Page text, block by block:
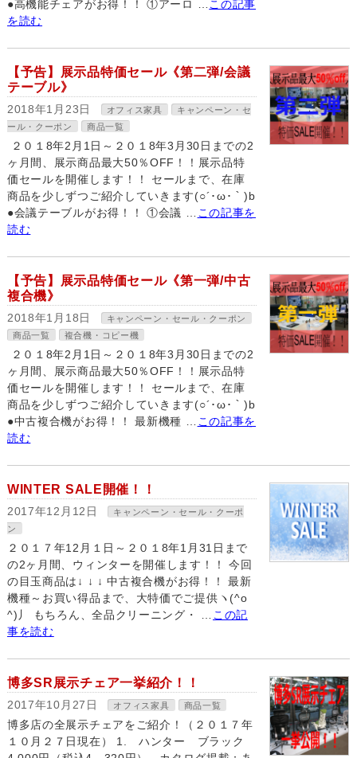
●高機能チェアがお得！！ ①アーロ …
この記事
を読む
【予告】展示品特価セール《第二弾/会議
テーブル》
2018年1月23日 オフィス家具
キャンペーン・セ
ール・クーポン
商品一覧
２０１8年2月1日～２０１8年3月30日までの2
ヶ月間、展示商品最大50％OFF！！展示品特
価セールを開催します！！ セールまで、在庫
商品を少しずつご紹介していきます(○´･ω･｀)b
●会議テーブルがお得！！ ①会議 …
この記事を
読む
【予告】展示品特価セール《第一弾/中古
複合機》
2018年1月18日
キャンペーン・セール・クーポン
商品一覧
複合機・コピー機
２０１8年2月1日～２０１8年3月30日までの2
ヶ月間、展示商品最大50％OFF！！展示品特
価セールを開催します！！ セールまで、在庫
商品を少しずつご紹介していきます(○´･ω･｀)b
●中古複合機がお得！！ 最新機種 …
この記事を
読む
WINTER SALE開催！！
2017年12月12日
キャンペーン・セール・クーポ
ン
２０１７年12月１日～２０１8年1月31日まで
の2ヶ月間、ウィンターを開催します！！ 今回
の目玉商品は↓ ↓ ↓ 中古複合機がお得！！ 最新
機種～お買い得品まで、大特価でご提供ヽ(^o
^)丿 もちろん、全品クリーニング・ …
この記
事を読む
博多SR展示チェア一挙紹介！！
2017年10月27日 オフィス家具 商品一覧
博多店の全展示チェアをご紹介！（２０１７年
１０月２７日現在） 1. ハンター ブラック